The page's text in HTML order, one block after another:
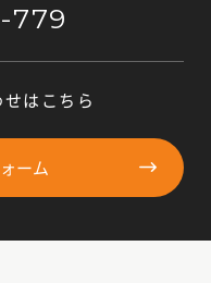
779
はこちら
ーム